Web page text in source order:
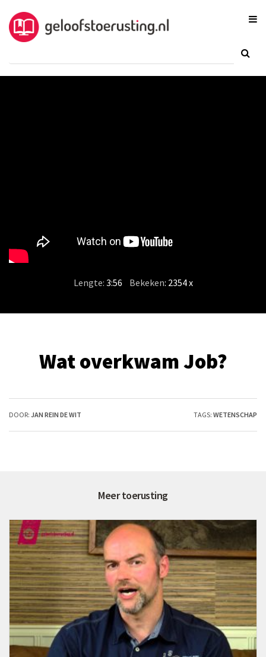
Lengte: 3:56 Bekeken: 2354 x
Wat overkwam Job?
DOOR: JAN REIN DE WIT TAGS: WETENSCHAP
Meer toerusting